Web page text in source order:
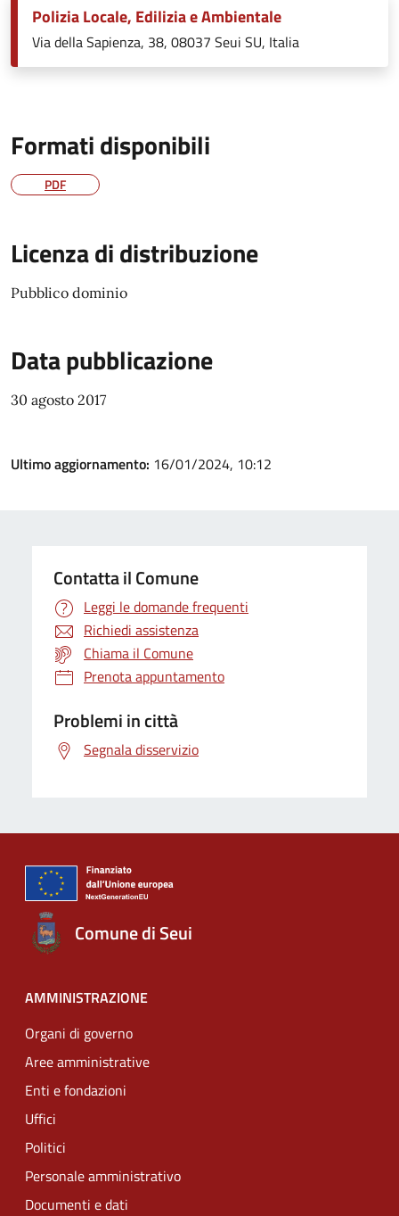
Polizia Locale, Edilizia e Ambientale
Via della Sapienza, 38, 08037 Seui SU, Italia
Formati disponibili
PDF
Licenza di distribuzione
Pubblico dominio
Data pubblicazione
30 agosto 2017
Ultimo aggiornamento: 16/01/2024, 10:12
Contatta il Comune
Leggi le domande frequenti
Richiedi assistenza
Chiama il Comune
Prenota appuntamento
Problemi in città
Segnala disservizio
Comune di Seui
AMMINISTRAZIONE
Organi di governo
Aree amministrative
Enti e fondazioni
Uffici
Politici
Personale amministrativo
Documenti e dati